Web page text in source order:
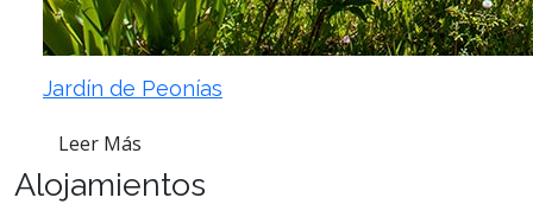
Jardín de Peonías
Leer Más
Alojamientos